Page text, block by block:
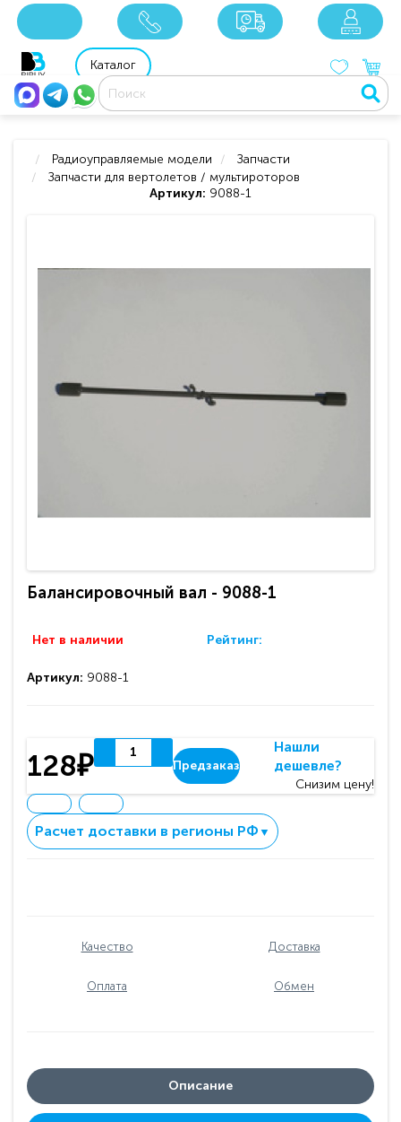
8 800 201 92 06
Каталог
Радиоуправляемые модели
Запчасти
Запчасти для вертолетов / мультироторов
Артикул: 9088-1
Балансировочный вал - 9088-1
Нет в наличии Рейтинг:
Артикул: 9088-1
128₽ Предзаказ
Нашли
дешевле?
Снизим цену!
Расчет доставки в регионы РФ ▼
Качество Доставка
Оплата Обмен
Описание
xxx